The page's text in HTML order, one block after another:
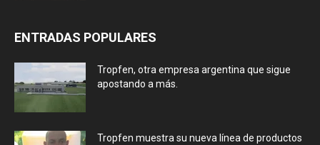
ENTRADAS POPULARES
Tropfen, otra empresa argentina que sigue
apostando a más.
Tropfen muestra su nueva línea de productos